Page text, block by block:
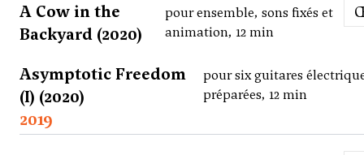
A Cow in the
Backyard (2020)
pour ensemble, sons fixés et
animation, 12 min
Asymptotic Freedom
(I) (2020)
pour six guitares
préparées, 12 min
2019